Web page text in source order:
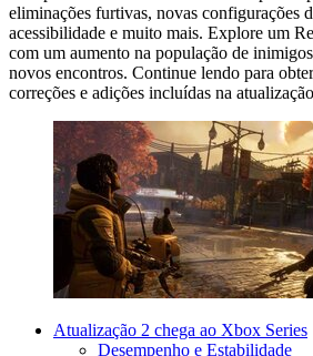
eliminações furtivas, novas configurações
acessibilidade e muito mais. Explore um
com um aumento na população de
novos encontros. Continue lendo para
correções e adições incluídas na
Atualização 2 chega ao Xbox Series
Desempenho e Estabilidade